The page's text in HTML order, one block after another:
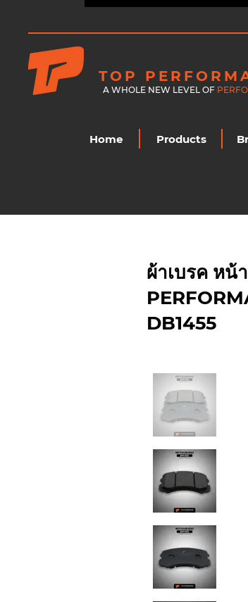
TOP
A WHOLE NEW LEVEL OF
Home Products
ผ้าเบรค หน้
DB1455